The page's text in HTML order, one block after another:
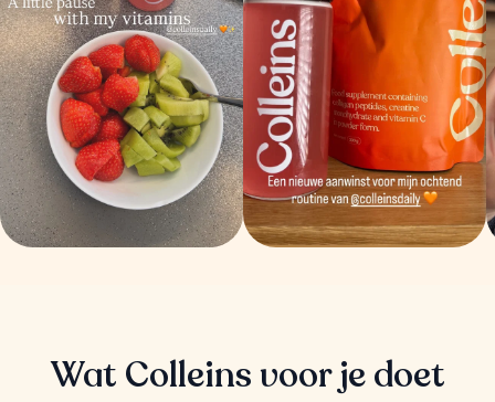
Wat Colleins voor je doet